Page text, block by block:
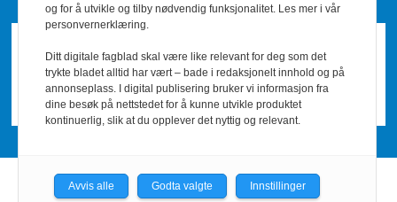
og for å utvikle og tilby nødvendig funksjonalitet. Les mer i vår
personvernerklæring.
Ditt digitale fagblad skal være like relevant for deg som det
trykte bladet alltid har vært – bade i redaksjonelt innhold og på
annonseplass. I digital publisering bruker vi informasjon fra
dine besøk på nettstedet for å kunne utvikle produktet
kontinuerlig, slik at du opplever det nyttig og relevant.
Avvis alle Godta valgte Innstillinger